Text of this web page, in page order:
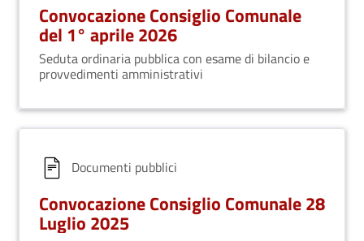
Convocazione Consiglio Comunale
del 1° aprile 2026
Seduta ordinaria pubblica con esame di bilancio e
provvedimenti amministrativi
Documenti pubblici
Convocazione Consiglio Comunale 28
Luglio 2025